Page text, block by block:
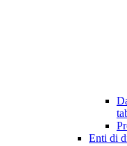
Enti di